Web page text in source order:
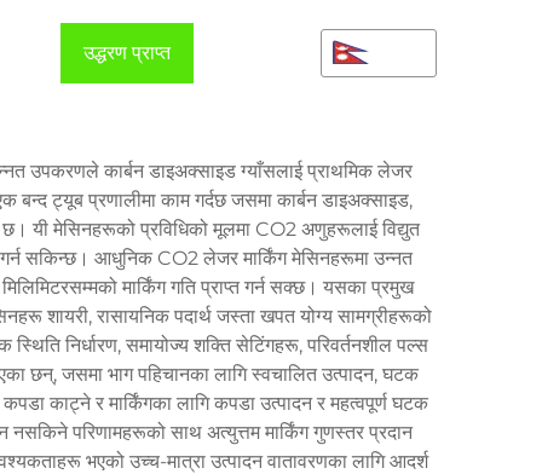
उद्धरण प्राप्त
उपकरणले कार्बन डाइअक्साइड ग्याँसलाई प्राथमिक लेजर
बन्द ट्यूब प्रणालीमा काम गर्दछ जसमा कार्बन डाइअक्साइड,
यी मेसिनहरूको प्रविधिको मूलमा CO2 अणुहरूलाई विद्युत
सकिन्छ। आधुनिक CO2 लेजर मार्किंग मेसिनहरूमा उन्नत
मार्किंग गति प्राप्त गर्न सक्छ। यसका प्रमुख
शायरी, रासायनिक पदार्थ जस्ता खपत योग्य सामग्रीहरूको
निर्धारण, समायोज्य शक्ति सेटिंगहरू, परिवर्तनशील पल्स
छन्, जसमा भाग पहिचानका लागि स्वचालित उत्पादन, घटक
काट्ने र मार्किंगका लागि कपडा उत्पादन र महत्वपूर्ण घटक
परिणामहरूको साथ अत्युत्तम मार्किंग गुणस्तर प्रदान
भएको उच्च-मात्रा उत्पादन वातावरणका लागि आदर्श